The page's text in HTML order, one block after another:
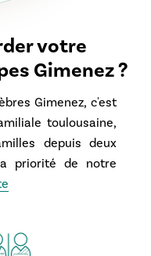
votre
Gimenez ?
Gimenez, c'est
toulousaine,
depuis deux
priorité de notre
dédié vous
transparence
clairs et détaillés,